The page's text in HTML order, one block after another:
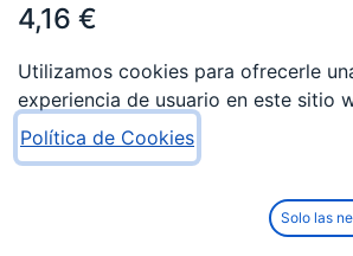
4,16 €
AÑADIR AL CARRITO
Utilizamos cookies para ofrecerle
experiencia de usuario en este sitio
Política de Cookies
Solo las